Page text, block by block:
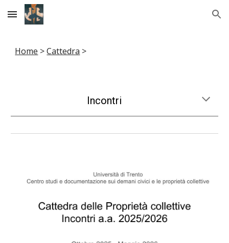
Skip to main content Skip to navigation
Home >Cattedra >
Incontri